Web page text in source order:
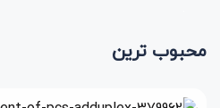
محبوب ترین